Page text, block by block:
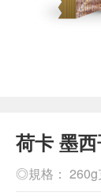
荷卡 墨
◎規格： 260g